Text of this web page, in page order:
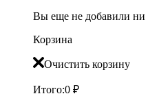
Вы еще не добавили ни
Корзина
Очистить корзину
Итого:0 ₽